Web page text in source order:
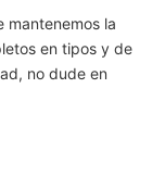
mantenemos la
en tipos y de
no dude en